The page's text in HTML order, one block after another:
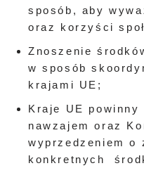
sposób, aby
oraz korzyści
Znoszenie
w sposób
krajami UE;
Kraje UE
nawzajem oraz
wyprzedzeniem o
konkretnych